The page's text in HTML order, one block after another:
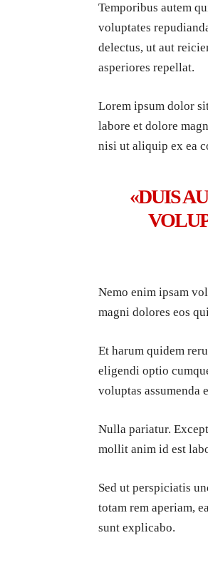
Temporibus autem
voluptates
delectus, ut aut
asperiores repellat.
Lorem ipsum dolor
labore et dolore
nisi ut aliquip ex ea
«DUIS
Nemo enim ipsam
magni dolores eos
Et harum quidem
eligendi optio
voluptas assumenda
Nulla pariatur.
mollit anim id est
Sed ut perspiciatis
totam rem aperiam,
sunt explicabo.